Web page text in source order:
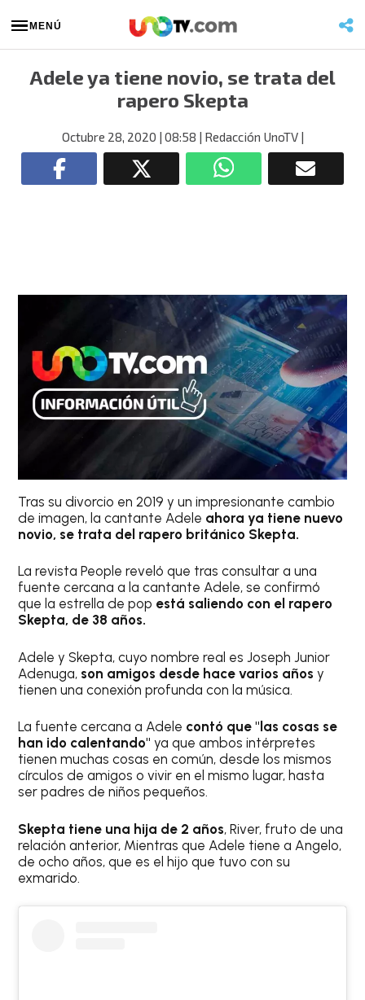
MENÚ
Adele ya tiene novio, se trata del
rapero Skepta
Octubre 28, 2020 | 08:58 | Redacción UnoTV|
Tras su divorcio en 2019 y un impresionante cambio
de imagen, la cantante Adele ahora ya tiene nuevo
novio, se trata del rapero británico Skepta.
La revista People reveló que tras consultar a una
fuente cercana a la cantante Adele, se confirmó
que la estrella de pop está saliendo con el rapero
Skepta, de 38 años.
Adele y Skepta, cuyo nombre real es Joseph Junior
Adenuga, son amigos desde hace varios añosy
tienen una conexión profunda con la música.
La fuente cercana a Adele contó que "las cosas se
han ido calentando" ya que ambos intérpretes
tienen muchas cosas en común, desde los mismos
círculos de amigos o vivir en el mismo lugar, hasta
ser padres de niños pequeños.
Skepta tiene una hija de 2 años, River, fruto de una
relación anterior, Mientras que Adele tiene a Angelo,
de ocho años, que es el hijo que tuvo con su
exmarido.